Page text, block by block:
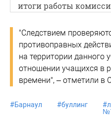
итоги работы
"Следствием
противоправных
на территории данного
отношении учащихся в
времени", – отметили в
#Барнаул #буллинг #